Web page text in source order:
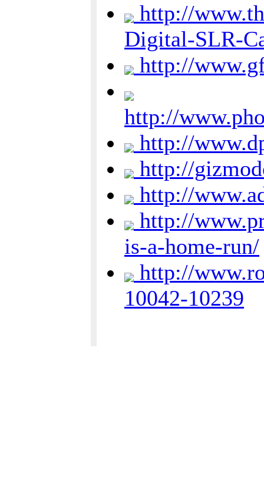
http://
Digital-SLR-
http://
http://
http://
http://
http://
http://
is-a-home-run/
http://
10042-10239